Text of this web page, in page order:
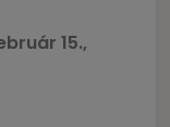
15.,